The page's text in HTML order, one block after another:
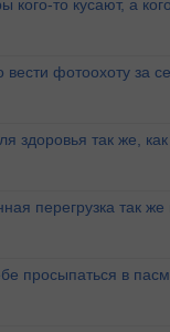
кого-то кусают, а
вести фотоохоту за
здоровья так же,
перегрузка так же
просыпаться в